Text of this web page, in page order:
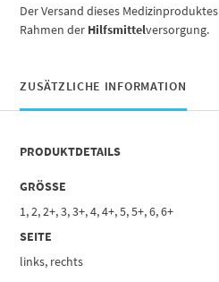
Der Versand dieses
Rahmen der Hilfsmittelversorgung.
ZUSÄTZLICHE INFORMATION
PRODUKTDETAILS
GRÖSSE
1, 2, 2+, 3, 3+, 4, 4+, 5, 5+, 6, 6+
SEITE
links, rechts